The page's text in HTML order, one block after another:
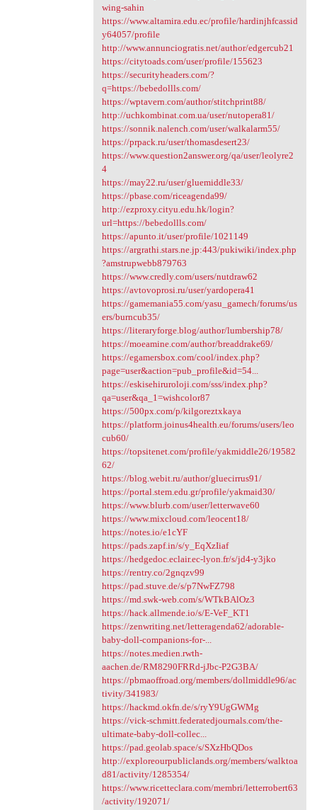
wing-sahin
https://www.altamira.edu.ec/profile/hardinjhfcassid
y64057/profile
http://www.annunciogratis.net/author/edgercub21
https://citytoads.com/user/profile/155623
https://securityheaders.com/?
q=https://bebedollls.com/
https://wptavern.com/author/stitchprint88/
http://uchkombinat.com.ua/user/nutopera81/
https://sonnik.nalench.com/user/walkalarm55/
https://prpack.ru/user/thomasdesert23/
https://www.question2answer.org/qa/user/leolyre2
4
https://may22.ru/user/gluemiddle33/
https://pbase.com/riceagenda99/
http://ezproxy.cityu.edu.hk/login?
url=https://bebedollls.com/
https://apunto.it/user/profile/1021149
https://argrathi.stars.ne.jp:443/pukiwiki/index.php
?amstrupwebb879763
https://www.credly.com/users/nutdraw62
https://avtovoprosi.ru/user/yardopera41
https://gamemania55.com/yasu_gamech/forums/us
ers/burncub35/
https://literaryforge.blog/author/lumbership78/
https://moeamine.com/author/breaddrake69/
https://egamersbox.com/cool/index.php?
page=user&action=pub_profile&id=54...
https://eskisehiruroloji.com/sss/index.php?
qa=user&qa_1=wishcolor87
https://500px.com/p/kilgoreztxkaya
https://platform.joinus4health.eu/forums/users/leo
cub60/
https://topsitenet.com/profile/yakmiddle26/19582
62/
https://blog.webit.ru/author/gluecirrus91/
https://portal.stem.edu.gr/profile/yakmaid30/
https://www.blurb.com/user/letterwave60
https://www.mixcloud.com/leocent18/
https://notes.io/e1cYF
https://pads.zapf.in/s/y_EqXzIiaf
https://hedgedoc.eclair.ec-lyon.fr/s/jd4-y3jko
https://rentry.co/2gnqzv99
https://pad.stuve.de/s/p7NwFZ798
https://md.swk-web.com/s/WTkBAlOz3
https://hack.allmende.io/s/E-VeF_KT1
https://zenwriting.net/letteragenda62/adorable-
baby-doll-companions-for-...
https://notes.medien.rwth-
aachen.de/RM8290FRRd-jJbc-P2G3BA/
https://pbmaoffroad.org/members/dollmiddle96/ac
tivity/341983/
https://hackmd.okfn.de/s/ryY9UgGWMg
https://vick-schmitt.federatedjournals.com/the-
ultimate-baby-doll-collec...
https://pad.geolab.space/s/SXzHbQDos
http://exploreourpubliclands.org/members/walktoa
d81/activity/1285354/
https://www.ricetteclara.com/membri/letterrobert63
/activity/192071/